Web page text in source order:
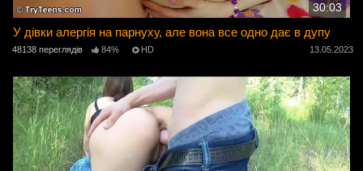
30:03
У дівки алергія на парнуху, але вона все одно дає в дупу
48138 переглядів 84% HD 13.05.2023